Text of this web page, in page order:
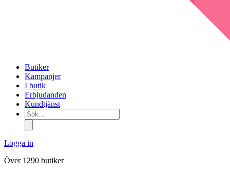
Butiker
Kampanjer
I butik
Erbjudanden
Kundtjänst
Sök...
Logga in
Över 1290 butiker